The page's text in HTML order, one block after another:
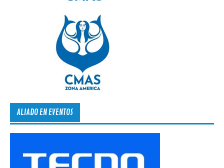
ALIADO EN EVENTOS